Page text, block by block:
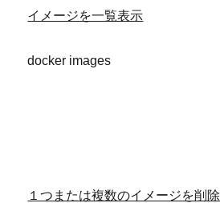
イメージを一覧表示
docker images
１つまたは複数のイメージを削除